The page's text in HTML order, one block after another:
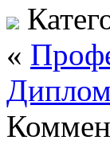
«